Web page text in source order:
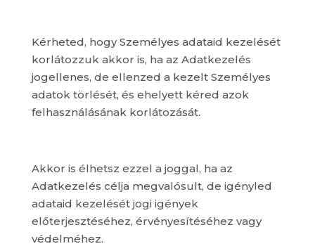
Kérheted, hogy Személyes adataid kezelését
korlátozzuk akkor is, ha az Adatkezelés
jogellenes, de ellenzed a kezelt Személyes
adatok törlését, és ehelyett kéred azok
felhasználásának korlátozását.
Akkor is élhetsz ezzel a joggal, ha az
Adatkezelés célja megvalósult, de igényled
adataid kezelését jogi igények
előterjesztéséhez, érvényesítéséhez vagy
védelméhez.